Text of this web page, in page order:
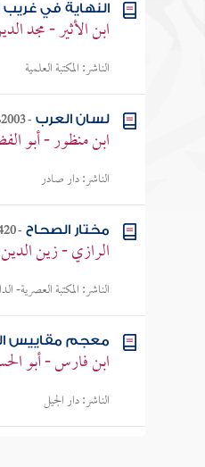
النهاية في غريب
ابن الأثير - مجد
الناشر:المكتبة العلمية
لسان العرب -2003م
ابن منظور - أبو
الناشر:دار صادر
مختار الصحاح -
الرازي - زين
الناشر:المكتبة العصرية-
معجم مقاييس
ابن فارس - أبو
الناشر:دار الجيل